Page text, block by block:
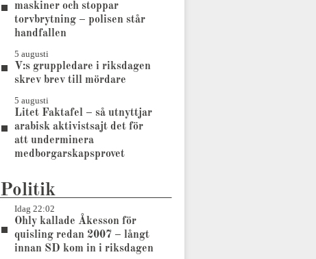
maskiner och stoppar
torvbrytning – polisen står
handfallen
5 augusti
V:s gruppledare i riksdagen
skrev brev till mördare
5 augusti
Litet Faktafel – så utnyttjar
arabisk aktivistsajt det för
att underminera
medborgarskapsprovet
Politik
Idag 22:02
Ohly kallade Åkesson för
quisling redan 2007 – långt
innan SD kom in i riksdagen